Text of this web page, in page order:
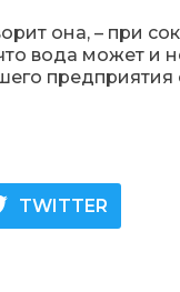
она, –
вода может и
TWITTER